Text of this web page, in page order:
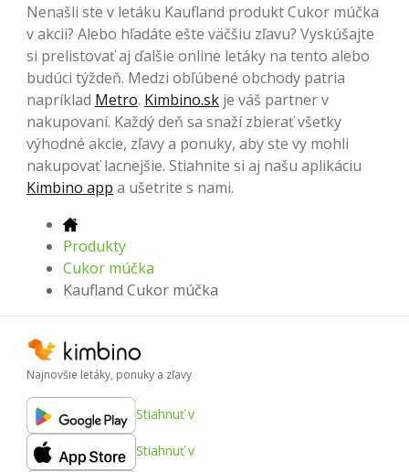
Nenašli ste v letáku Kaufland produkt Cukor múčka
v akcii? Alebo hľadáte ešte väčšiu zľavu? Vyskúšajte
si prelistovať aj ďalšie online letáky na tento alebo
budúci týždeň. Medzi obľúbené obchody patria
napríklad Metro. Kimbino.sk je váš partner v
nakupovaní. Každý deň sa snaží zbierať všetky
výhodné akcie, zľavy a ponuky, aby ste vy mohli
nakupovať lacnejšie. Stiahnite si aj našu aplikáciu
Kimbino app a ušetrite s nami.
Produkty
Cukor múčka
Kaufland Cukor múčka
Najnovšie letáky, ponuky a zľavy
Stiahnuť v
Stiahnuť v